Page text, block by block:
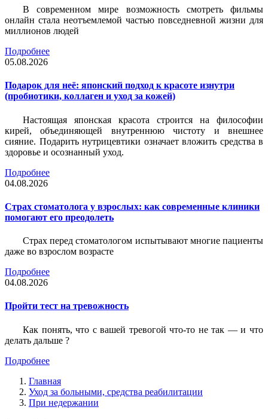
В современном мире возможность смотреть фильмы
онлайн стала неотъемлемой частью повседневной жизни для
миллионов людей
Подробнее
05.08.2026
Подарок для неё: японский подход к красоте изнутри
(пробиотики, коллаген и уход за кожей)
Настоящая японская красота строится на философии
кирей, объединяющей внутреннюю чистоту и внешнее
сияние. Подарить нутрицевтики означает вложить средства в
здоровье и осознанный уход.
Подробнее
04.08.2026
Страх стоматолога у взрослых: как современные клиники
помогают его преодолеть
Страх перед стоматологом испытывают многие пациенты
даже во взрослом возрасте
Подробнее
04.08.2026
Пройти тест на тревожность
Как понять, что с вашей тревогой что-то не так — и что
делать дальше ?
Подробнее
Главная
Уход за больными, средства реабилитации
При недержании